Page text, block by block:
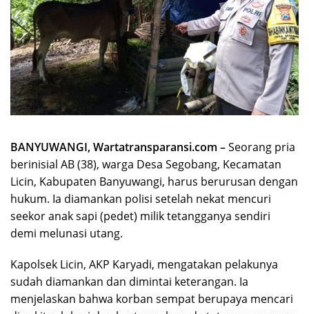
​BANYUWANGI, Wartatransparansi.com –Seorang pria
berinisial AB (38), warga Desa Segobang, Kecamatan
Licin, Kabupaten Banyuwangi, harus berurusan dengan
hukum. Ia diamankan polisi setelah nekat mencuri
seekor anak sapi (pedet) milik tetangganya sendiri
demi melunasi utang.
Kapolsek Licin, AKP Karyadi, mengatakan pelakunya
sudah diamankan dan dimintai keterangan. Ia
menjelaskan bahwa korban sempat berupaya mencari